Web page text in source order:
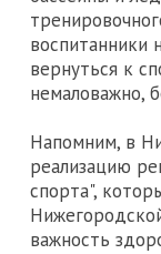
воспитанники
вернуться к
немаловажно,
Напомним, в
реализацию
спорта",
важность